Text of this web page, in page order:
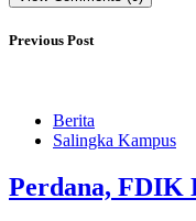
Previous Post
Berita
Salingka Kampus
Perdana, FDIK